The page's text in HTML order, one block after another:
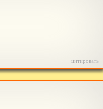
цитировать